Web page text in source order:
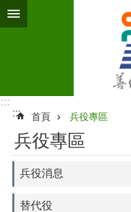
跳到主要內容區塊
:::
:::
首頁 兵役專區
兵役專區
兵役消息
替代役